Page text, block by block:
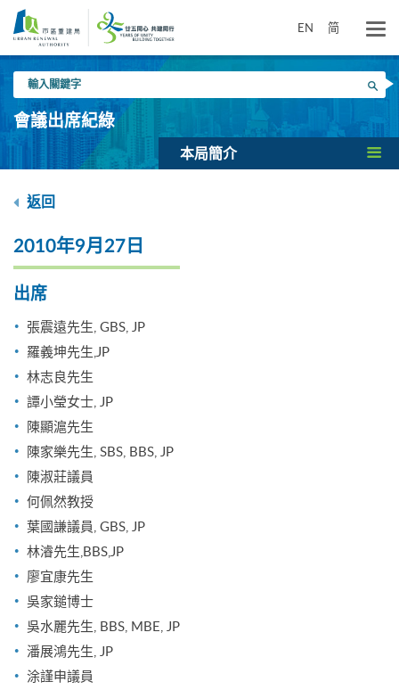
要
EN 简
入
關
鍵
搜尋
會議出席紀綠
本局簡介
返回
2010年9月27日
出席
張震遠先生, GBS, JP
羅義坤先生,JP
林志良先生
譚小瑩女士, JP
陳顯滬先生
陳家樂先生, SBS, BBS, JP
陳淑莊議員
何佩然教授
葉國謙議員, GBS, JP
林濬先生,BBS,JP
廖宜康先生
吳家鎚博士
吳水麗先生, BBS, MBE, JP
潘展鴻先生, JP
涂謹申議員